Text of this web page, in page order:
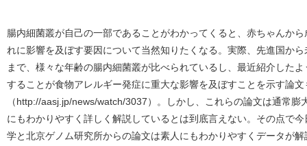
腸内細菌叢が自己の一部であることがわかってくると、赤ちゃんか
れに影響を及ぼす要因について当然知りたくなる。実際、先進国か
まで、様々な年齢の腸内細菌叢が比べられているし、最近紹介した
することが食物アレルギー発症に重大な影響を及ぼすことを示す論
（http://aasj.jp/news/watch/3037）。しかし、これらの論文は通常
にもわかりやすく詳しく解説しているとは到底言えない。その点で
学と北京ゲノム研究所からの論文は素人にもわかりやすくデータが